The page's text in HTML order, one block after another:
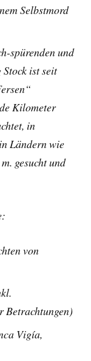
Selbstmord
spürenden und
ist seit
Kilometer
in
Ländern wie
gesucht und
von
Betrachtungen)
Vigía,